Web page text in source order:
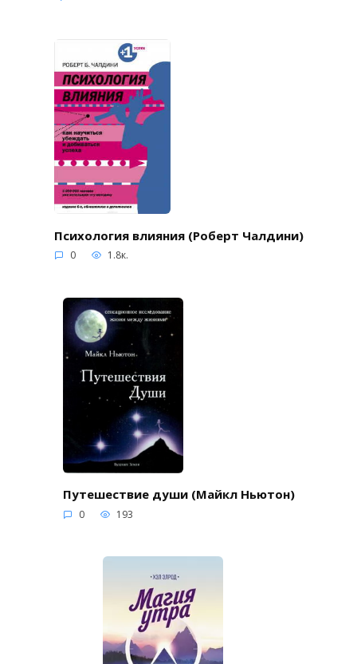
Психология влияния (Роберт Чалдини)
0 1.8к.
Путешествие души (Майкл Ньютон)
0 193